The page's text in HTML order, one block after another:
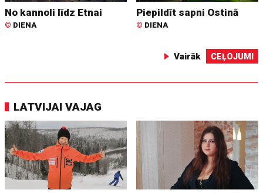
No kannoli līdz Etnai
© DIENA
Piepildīt sapni Ostinā
© DIENA
Vairāk CEĻOJUMI
LATVIJAI VAJAG